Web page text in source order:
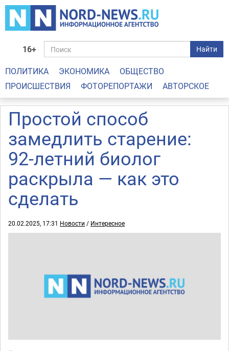
16+ Найти
ПОЛИТИКА ЭКОНОМИКА
ОБЩЕСТВО
ПРОИСШЕСТВИЯ
ФОТОРЕПОРТАЖИ АВТОРСКОЕ
Простой способ
замедлить старение:
92-летний биолог
раскрыла — как это
сделать
20.02.2025, 17:31 Новости / Интересное